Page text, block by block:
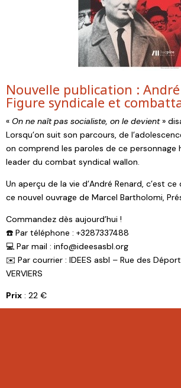
Nouvelle publication :
Figure syndicale et
« On ne naît pas socialiste, on le devient»
Lorsqu’on suit son parcours, de
on comprend les paroles de ce personnage
leader du combat syndical wallon.
Un aperçu de la vie d’André Renard, c’est
ce nouvel ouvrage de Marcel Bartholomi,
Commandez dès aujourd’hui !
☎️ Par téléphone : +3287337488
💻 Par mail : info@ideesasbl.org
✉️ Par courrier : IDEES asbl – Rue des
VERVIERS
Prix : 22 €